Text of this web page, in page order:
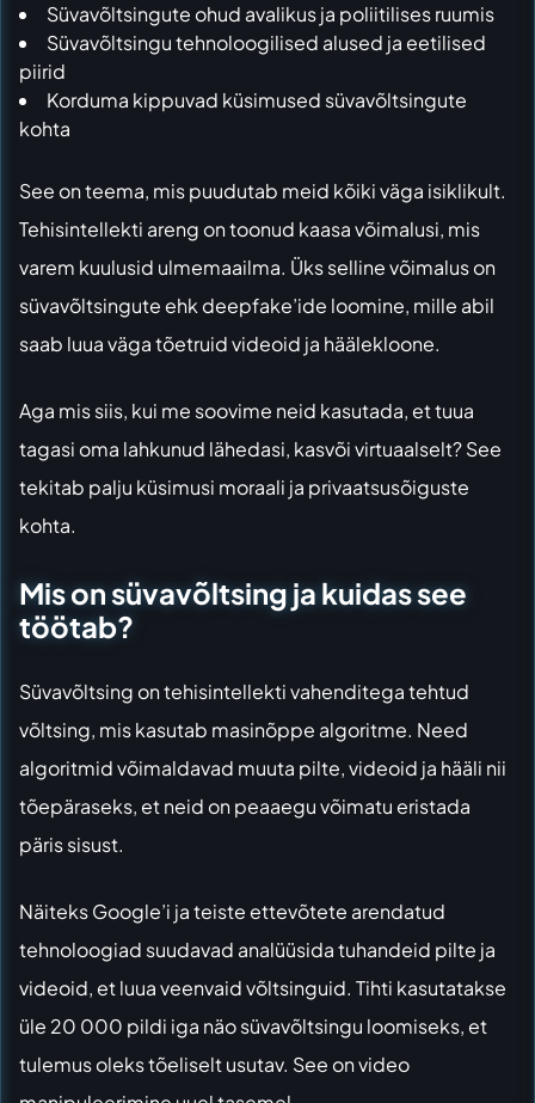
Süvavõltsingute ohud avalikus ja poliitilises ruumis
Süvavõltsingu tehnoloogilised alused ja eetilised
piirid
Korduma kippuvad küsimused süvavõltsingute
kohta
See on teema, mis puudutab meid kõiki väga isiklikult.
Tehisintellekti areng on toonud kaasa võimalusi, mis
varem kuulusid ulmemaailma. Üks selline võimalus on
süvavõltsingute ehk deepfake’ide loomine, mille abil
saab luua väga tõetruid videoid ja häälekloone.
Aga mis siis, kui me soovime neid kasutada, et tuua
tagasi oma lahkunud lähedasi, kasvõi virtuaalselt? See
tekitab palju küsimusi moraali ja privaatsusõiguste
kohta.
Mis on süvavõltsing ja kuidas see
töötab?
Süvavõltsing on tehisintellekti vahenditega tehtud
võltsing, mis kasutab masinõppe algoritme. Need
algoritmid võimaldavad muuta pilte, videoid ja hääli nii
tõepäraseks, et neid on peaaegu võimatu eristada
päris sisust.
Näiteks Google’i ja teiste ettevõtete arendatud
tehnoloogiad suudavad analüüsida tuhandeid pilte ja
videoid, et luua veenvaid võltsinguid. Tihti kasutatakse
üle 20 000 pildi iga näo süvavõltsingu loomiseks, et
tulemus oleks tõeliselt usutav. See on video